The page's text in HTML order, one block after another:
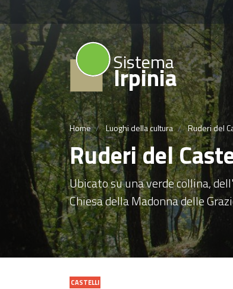
Sistema
Irpinia
Home Luoghi della cultura Ruderi del
Ruderi del
Ubicato su una verde collina,
Chiesa della Madonna delle
CASTELLI